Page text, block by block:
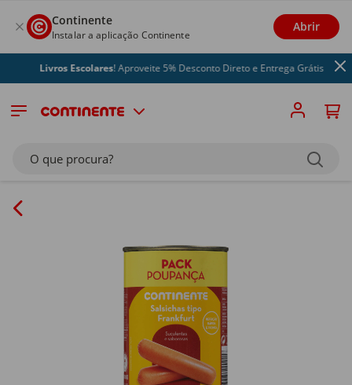
Continente
Instalar a aplicação Continente
Abrir
Livros Escolares! Aproveite 5% Desconto Direto e Entrega Grátis
O que procura?